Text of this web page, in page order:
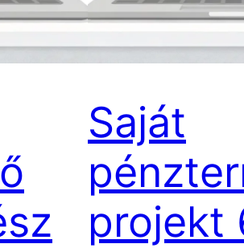
Saját
projekt